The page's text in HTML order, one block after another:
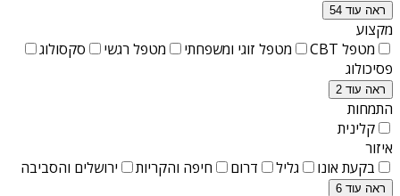
ראה עוד 54
מקצוע
מטפל CBT
מטפל זוגי ומשפחתי מטפל רגשי
סקסולוג
פסיכולוג
ראה עוד 2
התמחות
קלינית
איזור
בקעת אונו
גליל דרום חיפה והקריות ירושלים והסביבה
ראה עוד 6